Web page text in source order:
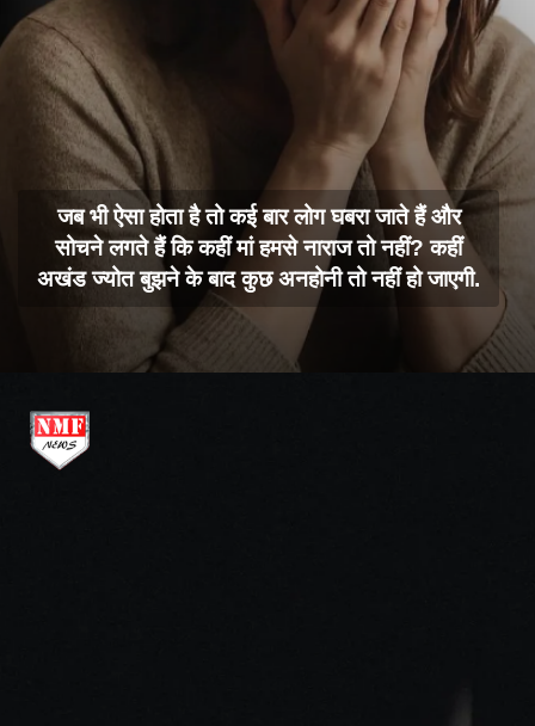
जब भी ऐसा होता है तो कई बार लोग घबरा जाते हैं और
सोचने लगते हैं कि कहीं मां हमसे नाराज तो नहीं? कहीं
अखंड ज्योत बुझने के बाद कुछ अनहोनी तो नहीं हो जाएगी.